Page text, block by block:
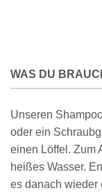
WAS DU
Unseren
oder ein
einen Löffel. Zum
heißes Wasser.
es danach wieder